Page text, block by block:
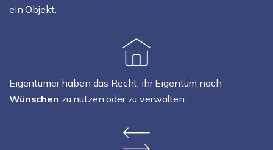
ein Objekt.
Eigentümer haben das Recht, ihr Eigentum nach
Wünschen zu nutzen oder zu verwalten.